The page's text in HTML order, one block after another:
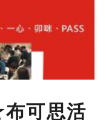
可思活